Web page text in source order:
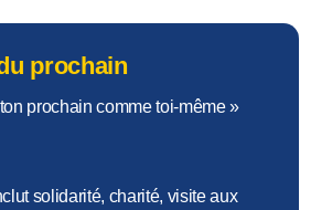
prochain
prochain comme toi-même »
solidarité, charité, visite aux